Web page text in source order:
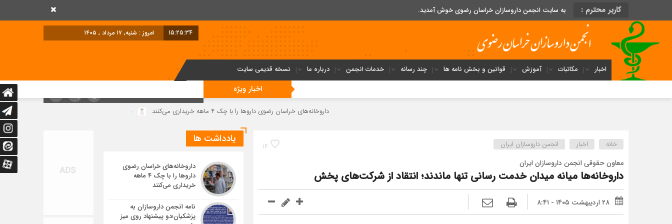
کاربر محترم : به سایت انجمن داروسازان خراسان رضوی خوش آمدید.
15:25:35 امروز : شنبه, ۱۷ مرداد , ۱۴۰۵
اخبار مکاتبات آموزش قوانین و بخش نامه ها چند رسانه خدمات انجمن درباره ما نسخه قدیمی سایت
اخبار ویژه
داروخانه‌های خراسان رضوی داروها را با چک ۴ ماهه خریداری می‌کنند نامه انجمن داروسازان به پزشکیان؛دو پیشنهاد روی میز رئیس
14 خانه اخبار انجمن داروسازان ایران
معاون حقوقی انجمن داروسازان ایران
داروخانه‌ها میانه میدان خدمت رسانی تنها ماندند؛ انتقاد از شرکت‌های پخش
۲۸ اردیبهشت ۱۴۰۵ - ۸:۴۱
یادداشت ها
داروخانه‌های خراسان رضوی
داروها را با چک ۴ ماهه
خریداری می‌کنند
نامه انجمن داروسازان به
پزشکیان؛دو پیشنهاد روی میز